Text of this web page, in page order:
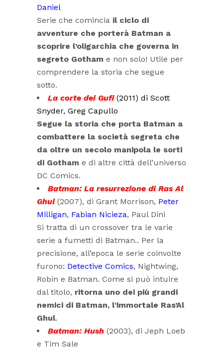
Daniel
Serie che comincia il ciclo di
avventure che porterà Batman a
scoprire l’oligarchia che governa in
segreto Gotham e non solo! Utile per
comprendere la storia che segue
sotto.
La corte dei Gufi(2011) di Scott
Snyder, Greg Capullo
Segue la storia che porta Batman a
combattere la società segreta che
da oltre un secolo manipola le sorti
di Gotham e di altre città dell’universo
DC Comics.
Batman: La resurrezione di Ras Al
Ghul(2007), di Grant Morrison, Peter
Milligan, Fabian Nicieza, Paul Dini
Si tratta di un crossover tra le varie
serie a fumetti di Batman.. Per la
precisione, all’epoca le serie coinvolte
furono: Detective Comics, Nightwing,
Robin e Batman. Come si può intuire
dal titolo, ritorna uno dei più grandi
nemici di Batman, l’immortale Ras’Al
Ghul.
Batman: Hush (2003), di Jeph Loeb
e Tim Sale